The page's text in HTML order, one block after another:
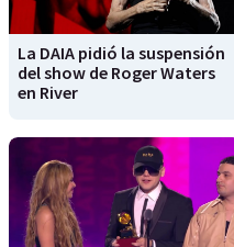
La DAIA pidió la suspensión
del show de Roger Waters
en River